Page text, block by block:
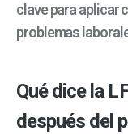
clave para aplicar
problemas
Qué dice la
después del